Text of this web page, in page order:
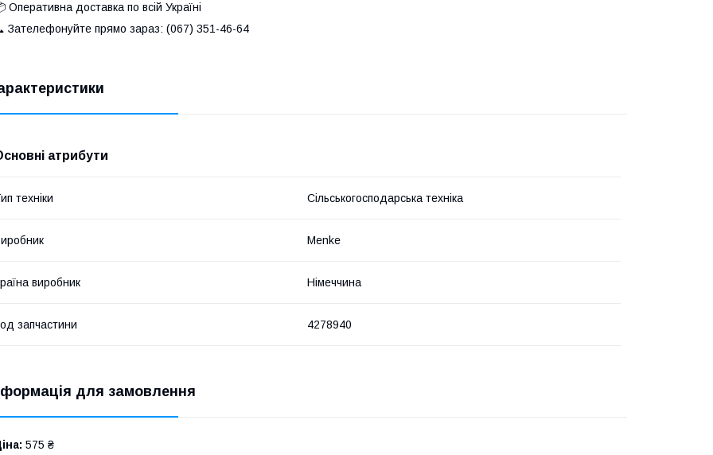
Оперативна доставка по всій Україні
Зателефонуйте прямо зараз: (067) 351-46-64
атрибути
техніки Сільськогосподарська техніка
Menke
виробник Німеччина
запчастини 4278940
для замовлення
575 ₴